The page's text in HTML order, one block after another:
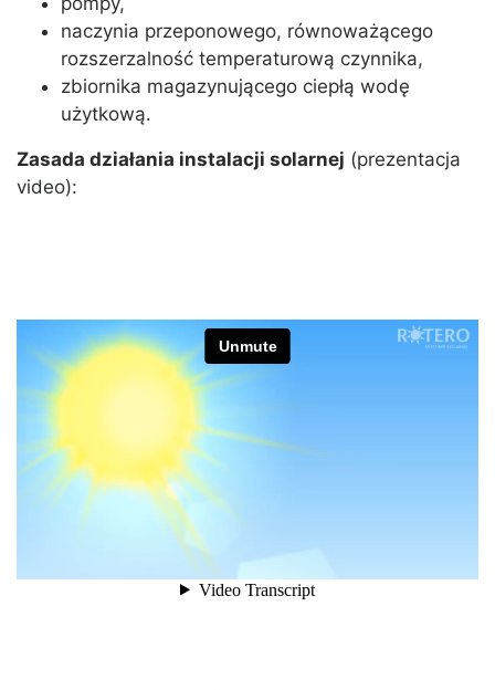
naczynia przeponowego, równoważącego
rozszerzalność temperaturową czynnika,
zbiornika magazynującego ciepłą wodę
użytkową.
Zasada działania instalacji solarnej (prezentacja
video):